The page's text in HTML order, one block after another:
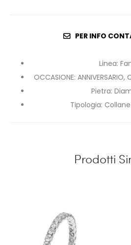
PER INFO
Linea:
OCCASIONE: ANNIVERSARIO,
Pietra:
Tipologia:
Prodotti